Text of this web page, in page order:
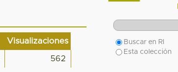
Visualizaciones
562
Buscar en RI
Esta colección